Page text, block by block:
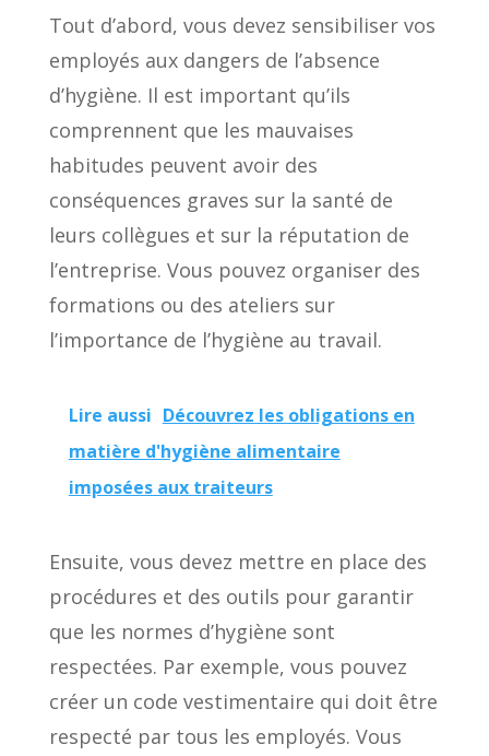
Tout d’abord, vous devez sensibiliser vos
employés aux dangers de l’absence
d’hygiène. Il est important qu’ils
comprennent que les mauvaises
habitudes peuvent avoir des
conséquences graves sur la santé de
leurs collègues et sur la réputation de
l’entreprise. Vous pouvez organiser des
formations ou des ateliers sur
l’importance de l’hygiène au travail.
Lire aussi Découvrez les obligations en
matière d'hygiène alimentaire
imposées aux traiteurs
Ensuite, vous devez mettre en place des
procédures et des outils pour garantir
que les normes d’hygiène sont
respectées. Par exemple, vous pouvez
créer un code vestimentaire qui doit être
respecté par tous les employés. Vous